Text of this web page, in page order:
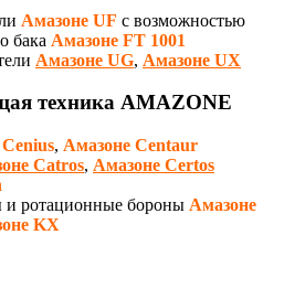
Амазоне UF с возможностью
бака Амазоне FT 1001
Амазоне UG, Амазоне UX
техника AMAZONE
, Амазоне Centaur
Catros, Амазоне Certos
и ротационные бороны Амазоне
KX